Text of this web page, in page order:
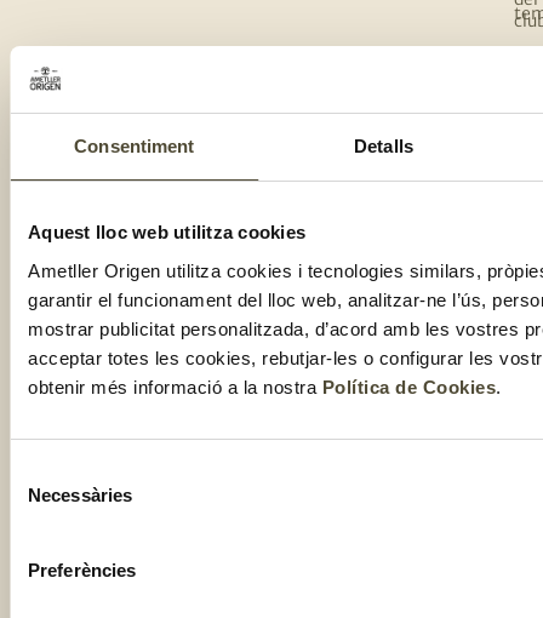
Consentiment Detalls
Aquest lloc web utilitza cookies
Ametller Origen utilitza cookies i tecnologies similars,
garantir el funcionament del lloc web, analitzar-ne l’ús,
mostrar publicitat personalitzada, d’acord amb les vostres
acceptar totes les cookies, rebutjar-les o configurar les
obtenir més informació a la nostra Política de Cookies.
Necessàries
Preferències
2025 ©
GRUP
AMETLLER
ORIGEN
Nota Legal
Informació
RGPDUE
Política de
Cookies
Condicions de
venda